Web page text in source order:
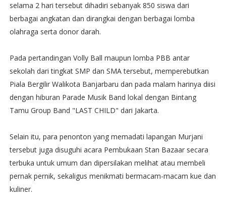
selama 2 hari tersebut dihadiri sebanyak 850 siswa dari
berbagai angkatan dan dirangkai dengan berbagai lomba
olahraga serta donor darah.
Pada pertandingan Volly Ball maupun lomba PBB antar
sekolah dari tingkat SMP dan SMA tersebut, memperebutkan
Piala Bergilir Walikota Banjarbaru dan pada malam harinya diisi
dengan hiburan Parade Musik Band lokal dengan Bintang
Tamu Group Band "LAST CHILD" dari Jakarta.
Selain itu, para penonton yang memadati lapangan Murjani
tersebut juga disuguhi acara Pembukaan Stan Bazaar secara
terbuka untuk umum dan dipersilakan melihat atau membeli
pernak pernik, sekaligus menikmati bermacam-macam kue dan
kuliner.